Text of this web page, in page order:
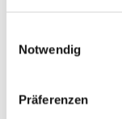
Notwendig
Präferenzen